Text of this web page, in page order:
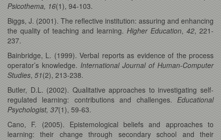
Psicothema, 16(1), 94-103.
Biggs, J. (2001). The reflective institution: assuring and enhancing
the quality of teaching and learning. Higher Education, 42, 221-
237.
Bainbridge, L. (1999). Verbal reports as evidence of the process
operator’s knowledge. International Journal of Human-Computer
Studies, 51(2), 213-238.
Butler, D.L. (2002). Qualitative approaches to investigating self-
regulated learning: contributions and challenges. Educational
Psychologist, 37(1), 59-63.
Cano, F. (2005). Epistemological beliefs and approaches to
learning: their change through secondary school and their